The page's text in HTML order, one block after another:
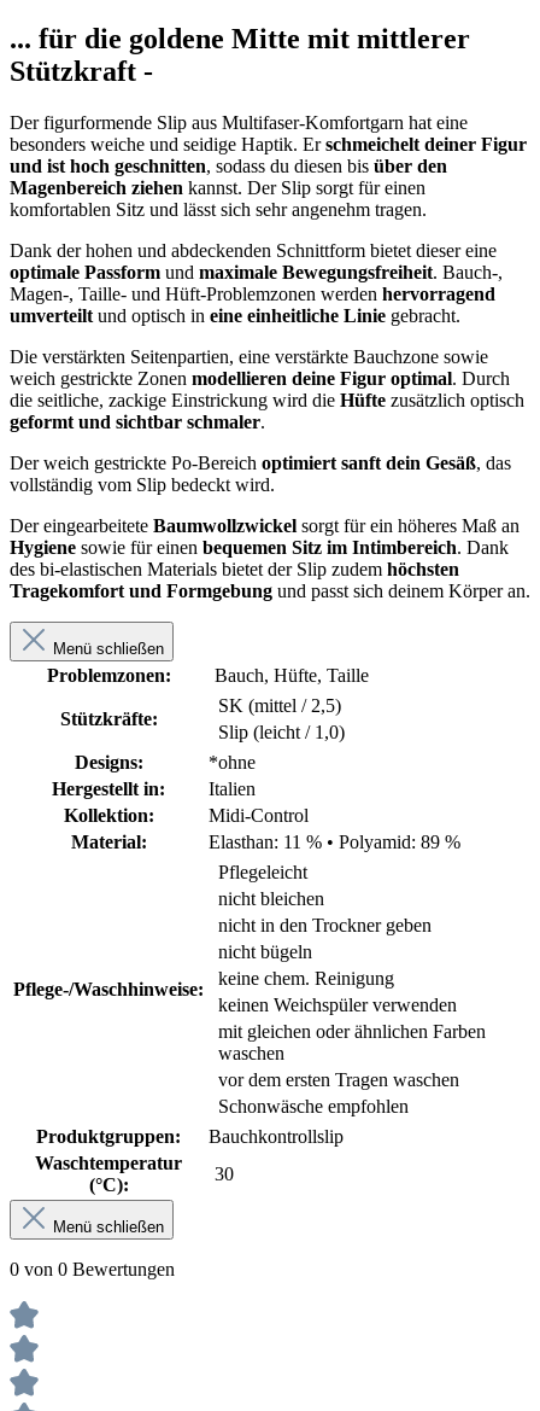
... für die goldene Mitte mit mittlerer
Stützkraft -
Der figurformende Slip aus Multifaser-Komfortgarn hat eine
besonders weiche und seidige Haptik. Erschmeichelt deiner Figur
und ist hoch geschnitten, sodass du diesen bis über den
Magenbereich ziehen kannst. Der Slip sorgt für einen
komfortablen Sitz und lässt sich sehr angenehm tragen.
Dank der hohen und abdeckenden Schnittform bietet dieser eine
optimale Passform und maximale Bewegungsfreiheit. Bauch-,
Magen-, Taille- und Hüft-Problemzonen werden hervorragend
umverteilt und optisch in eine einheitliche Linie gebracht.
Die verstärkten Seitenpartien, eine verstärkte Bauchzone sowie
weich gestrickte Zonen modellieren deine Figur optimal. Durch
die seitliche, zackige Einstrickung wird die Hüfte zusätzlich optisch
geformt und sichtbar schmaler.
Der weich gestrickte Po-Bereich optimiert sanft dein Gesäß, das
vollständig vom Slip bedeckt wird.
Der eingearbeitete Baumwollzwickel sorgt für ein höheres Maß an
Hygiene sowie für einen bequemen Sitz im Intimbereich. Dank
des bi-elastischen Materials bietet der Slip zudem höchsten
Tragekomfort und Formgebung und passt sich deinem Körper an.
Menü schließen
Problemzonen: Bauch, Hüfte, Taille
Stützkräfte:
SK (mittel / 2,5)
Slip (leicht / 1,0)
Designs:
*ohne
Hergestellt in:
Italien
Kollektion:
Midi-Control
Material:
Elasthan: 11 % • Polyamid: 89 %
Pflege-/Waschhinweise:
Pflegeleicht
nicht bleichen
nicht in den Trockner geben
nicht bügeln
keine chem. Reinigung
keinen Weichspüler verwenden
mit gleichen oder ähnlichen Farben
waschen
vor dem ersten Tragen waschen
Schonwäsche empfohlen
Produktgruppen:
Bauchkontrollslip
Waschtemperatur
(°C):
30
Menü schließen
0 von 0 Bewertungen